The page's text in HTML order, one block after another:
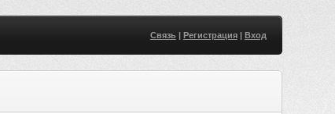
Связь| Регистрация| Вход